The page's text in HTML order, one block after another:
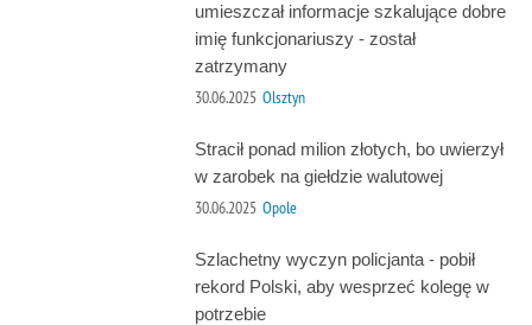
umieszczał informacje szkalujące dobre
imię funkcjonariuszy - został
zatrzymany
30.06.2025 Olsztyn
Stracił ponad milion złotych, bo uwierzył
w zarobek na giełdzie walutowej
30.06.2025 Opole
Szlachetny wyczyn policjanta - pobił
rekord Polski, aby wesprzeć kolegę w
potrzebie